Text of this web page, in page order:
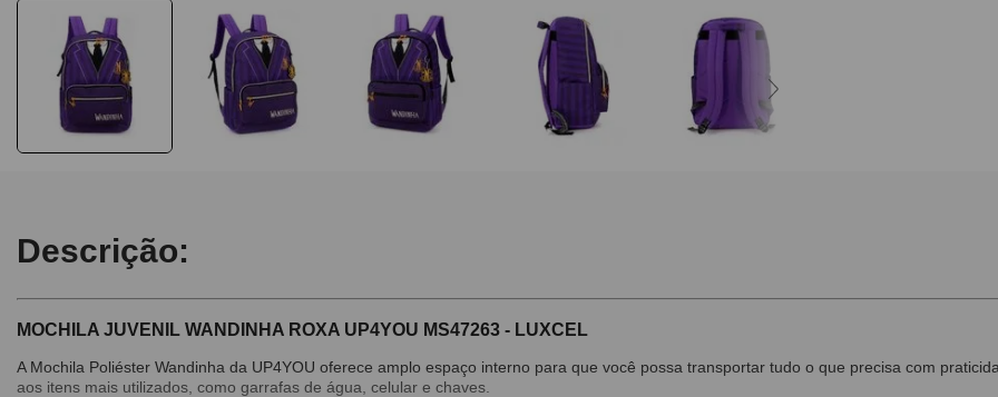
Descrição:
MOCHILA JUVENIL WANDINHA ROXA UP4YOU MS47263 - LUXCEL
A Mochila Poliéster Wandinha da UP4YOU oferece amplo espaço interno para que você possa transportar tudo o que precisa com
aos itens mais utilizados, como garrafas de água, celular e chaves.